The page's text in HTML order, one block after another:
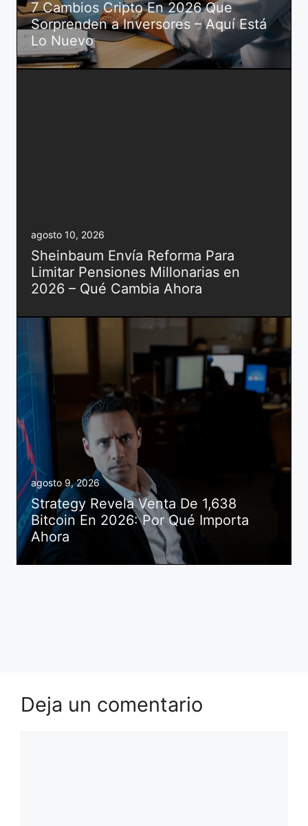
7 Cambios Cripto En 2026 Que
Sorprenden a Inversores – Aquí Está
Lo Nuevo
agosto 10, 2026
Sheinbaum Envía Reforma Para
Limitar Pensiones Millonarias en
2026 – Qué Cambia Ahora
agosto 9, 2026
Strategy Revela Venta De 1,638
Bitcoin En 2026: Por Qué Importa
Ahora
Deja un comentario